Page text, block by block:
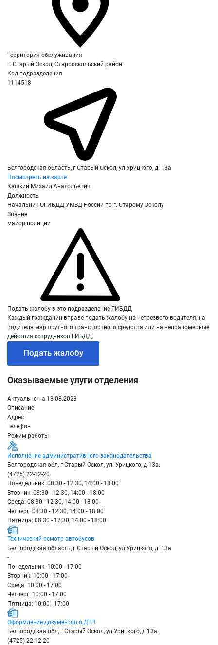
Территория обслуживания
г. Старый Оскол, Старооскольский район
Код подразделения
1114518
Белгородская область, г Старый Оскол, ул Урицкого, д. 13а
Посмотреть на карте
Кашкин Михаил Анатольевич
Должность
Начальник ОГИБДД УМВД России по г. Старому Осколу
Звание
майор полиции
Подать жалобу в это подразделение ГИБДД
Каждый гражданин вправе подать жалобу на нетрезвого водителя, на
водителя маршрутного транспортного средства или на неправомерные
действия сотрудников ГИБДД.
Подать жалобу
Оказываемые улуги отделения
Актуально на 13.08.2023
Описание
Адрес
Телефон
Режим работы
Исполнение административного законодательства
Белгородская обл, г Старый Оскол, ул. Урицкого, д 13а.
(4725) 22-12-20
Понедельник: 08:30 - 12:30, 14:00 - 18:00
Вторник: 08:30 - 12:30, 14:00 - 18:00
Среда: 08:30 - 12:30, 14:00 - 18:00
Четверг: 08:30 - 12:30, 14:00 - 18:00
Пятница: 08:30 - 12:30, 14:00 - 18:00
Технический осмотр автобусов
Белгородская область, г Старый Оскол, ул Урицкого, д. 13а
-
Понедельник: 10:00 - 17:00
Вторник: 10:00 - 17:00
Среда: 10:00 - 17:00
Четверг: 10:00 - 17:00
Пятница: 10:00 - 17:00
Оформление документов о ДТП
Белгородская обл, г Старый Оскол, ул Урицкого, д 13а.
(4725) 22-12-20